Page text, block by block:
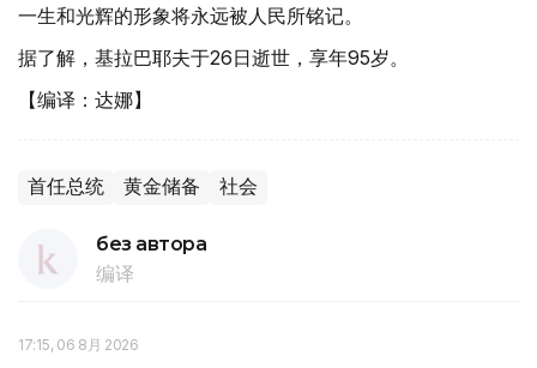
一生和光辉的形象将永远被人民所铭记。
据了解，基拉巴耶夫于26日逝世，享年95岁。
【编译：达娜】
首任总统 黄金储备 社会
без автора
编译
17:15, 06 8月 2026